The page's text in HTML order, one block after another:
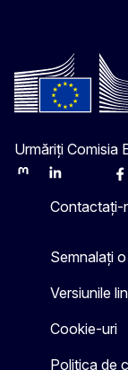
Urmăriți Comisia
MastodonLinkedInBluesky
Contactați-
Semnalați
Versiunile
Cookie-uri
Politica de